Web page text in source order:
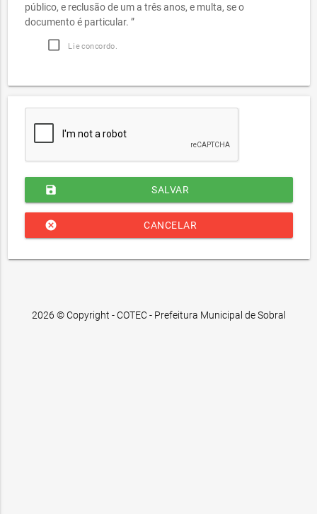
público, e reclusão de um a três anos, e multa, se o
documento é particular. ”
Li e concordo.
save SALVAR
CANCELAR
cancel
2026 © Copyright - COTEC - Prefeitura Municipal de Sobral